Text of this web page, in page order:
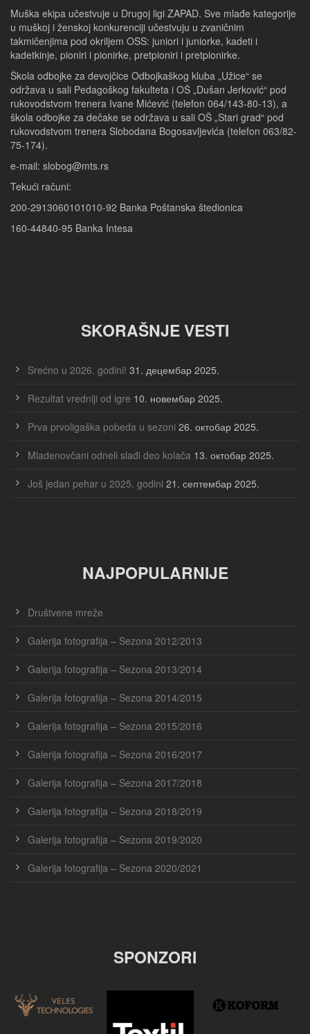
Muška ekipa učestvuje u Drugoj ligi ZAPAD. Sve mlađe kategorije
u muškoj i ženskoj konkurenciji učestvuju u zvaničnim
takmičenjima pod okriljem OSS: juniori i juniorke, kadeti i
kadetkinje, pioniri i pionirke, pretpioniri i pretpionirke.
Škola odbojke za devojčice Odbojkaškog kluba „Užice“ se
održava u sali Pedagoškog fakulteta i OŠ „Dušan Jerković“ pod
rukovodstvom trenera Ivane Mićević (telefon 064/143-80-13), a
škola odbojke za dečake se održava u sali OŠ „Stari grad“ pod
rukovodstvom trenera Slobodana Bogosavljevića (telefon 063/82-
75-174).
e-mail: slobog@mts.rs
Tekući računi:
200-2913060101010-92 Banka Poštanska štedionica
160-44840-95 Banka Intesa
SKORAŠNJE VESTI
Srećno u 2026. godini! 31. децембар 2025.
Rezultat vredniji od igre 10. новембар 2025.
Prva prvoligaška pobeda u sezoni 26. октобар 2025.
Mladenovčani odneli slađi deo kolača 13. октобар 2025.
Još jedan pehar u 2025. godini 21. септембар 2025.
NAJPOPULARNIJE
Društvene mreže
Galerija fotografija – Sezona 2012/2013
Galerija fotografija – Sezona 2013/2014
Galerija fotografija – Sezona 2014/2015
Galerija fotografija – Sezona 2015/2016
Galerija fotografija – Sezona 2016/2017
Galerija fotografija – Sezona 2017/2018
Galerija fotografija – Sezona 2018/2019
Galerija fotografija – Sezona 2019/2020
Galerija fotografija – Sezona 2020/2021
SPONZORI